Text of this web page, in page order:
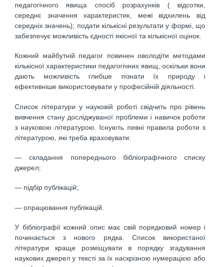
педагогічного явища спосіб розрахунків ( відсотки,
середнє значення характеристик, межі відхилень від
середніх значень); подати кількісні результати у формі, що
забезпечує можливість єдності якісної та кількісної оцінок.
Кожний майбутній педагог повинен оволодіти методами
кількісної характеристики педагогічних явищ, оскільки вони
дають можливість глибше пізнати їх природу і
ефективніше використовувати у професійній діяльності.
Список літератури у науковій роботі свідчить про рівень
вивчення стану досліджуваної проблеми і навичок роботи
з науковою літературою. Існують певні правила роботи з
літературою, які треба враховувати:
— складання попереднього бібліографічного списку
джерел;
— підбір публікацій;
— опрацювання публікацій.
У бібліографії кожний опис має свій порядковий номер і
починається з нового рядка. Список використаної
літератури краще розміщувати в порядку згадування
наукових джерел у тексті за їх наскрізною нумерацією або